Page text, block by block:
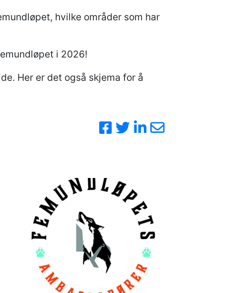
hvilke områder som har
i 2026!
Her er det også skjema for å